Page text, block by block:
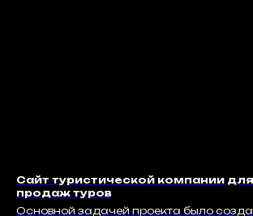
Сайт туристической компании
продаж туров
Основной задачей проекта было